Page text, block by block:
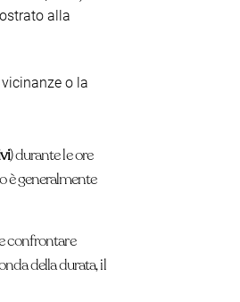
alla
o la
) durante le ore
è generalmente
confrontare
della durata, il